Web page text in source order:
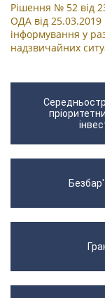
Рішення № 52 від
ОДА від
інформування у
надзвичайних